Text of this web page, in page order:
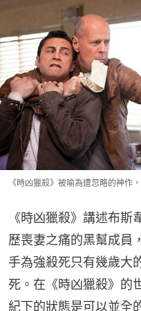
《時凶獵殺》被喻為遭忽略的神作
《時凶獵殺》講述布
歷喪妻之痛的黑幫成員
手為強殺死只有幾歲大
死。在《時凶獵殺》的
紀下的狀態是可以並全